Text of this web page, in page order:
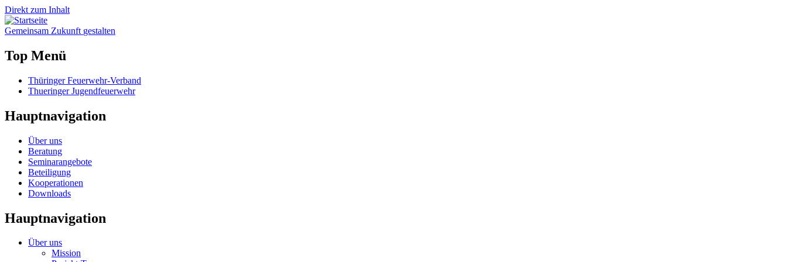
Direkt zum Inhalt
Gemeinsam Zukunft gestalten
Top Menü
Thüringer Feuerwehr-Verband
Thueringer Jugendfeuerwehr
Hauptnavigation
Über uns
Beratung
Seminarangebote
Beteiligung
Kooperationen
Downloads
Hauptnavigation
Über uns
Mission